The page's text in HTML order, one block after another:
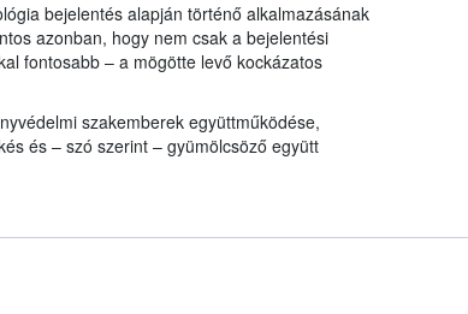
bejelentés alapján történő alkalmazásának
azonban, hogy nem csak a bejelentési
fontosabb – a mögötte levő kockázatos
szakemberek együttműködése,
és – szó szerint – gyümölcsöző együtt